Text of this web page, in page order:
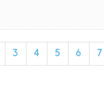
3 4 5 6 7